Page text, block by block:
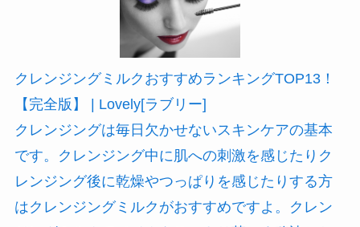
クレンジングミルクおすすめランキングTOP13！
【完全版】 | Lovely[ラブリー]
クレンジングは毎日欠かせないスキンケアの基本
です。クレンジング中に肌への刺激を感じたりク
レンジング後に乾燥やつっぱりを感じたりする方
はクレンジングミルクがおすすめですよ。クレン